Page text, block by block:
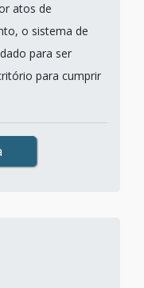
atos de
o sistema de
para ser
para cumprir